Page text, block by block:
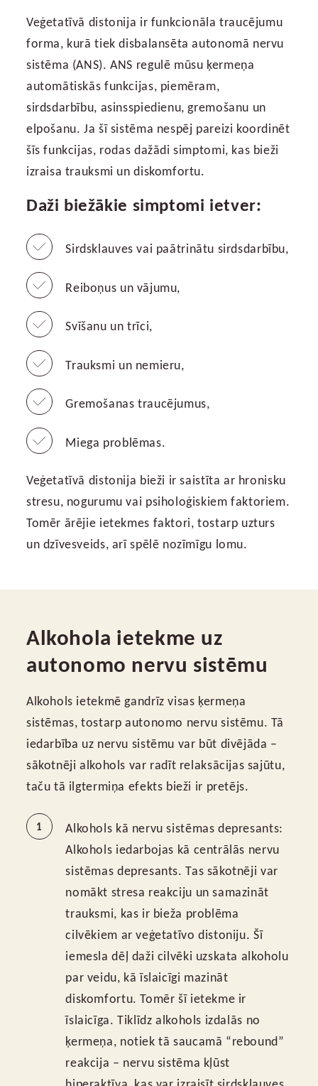
Veģetatīvā distonija ir funkcionāla traucējumu
forma, kurā tiek disbalansēta autonomā nervu
sistēma (ANS). ANS regulē mūsu ķermeņa
automātiskās funkcijas, piemēram,
sirdsdarbību, asinsspiedienu, gremošanu un
elpošanu. Ja šī sistēma nespēj pareizi koordinēt
šīs funkcijas, rodas dažādi simptomi, kas bieži
izraisa trauksmi un diskomfortu.
Daži biežākie simptomi ietver:
Sirdsklauves vai paātrinātu sirdsdarbību,
Reiboņus un vājumu,
Svīšanu un trīci,
Trauksmi un nemieru,
Gremošanas traucējumus,
Miega problēmas.
Veģetatīvā distonija bieži ir saistīta ar hronisku
stresu, nogurumu vai psiholoģiskiem faktoriem.
Tomēr ārējie ietekmes faktori, tostarp uzturs
un dzīvesveids, arī spēlē nozīmīgu lomu.
Alkohola ietekme uz
autonomo nervu sistēmu
Alkohols ietekmē gandrīz visas ķermeņa
sistēmas, tostarp autonomo nervu sistēmu. Tā
iedarbība uz nervu sistēmu var būt divējāda –
sākotnēji alkohols var radīt relaksācijas sajūtu,
taču tā ilgtermiņa efekts bieži ir pretējs.
Alkohols kā nervu sistēmas depresants:
Alkohols iedarbojas kā centrālās nervu
sistēmas depresants. Tas sākotnēji var
nomākt stresa reakciju un samazināt
trauksmi, kas ir bieža problēma
cilvēkiem ar veģetatīvo distoniju. Šī
iemesla dēļ daži cilvēki uzskata alkoholu
par veidu, kā īslaicīgi mazināt
diskomfortu. Tomēr šī ietekme ir
īslaicīga. Tiklīdz alkohols izdalās no
ķermeņa, notiek tā saucamā “rebound”
reakcija – nervu sistēma kļūst